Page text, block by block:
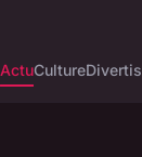
ActuCulture